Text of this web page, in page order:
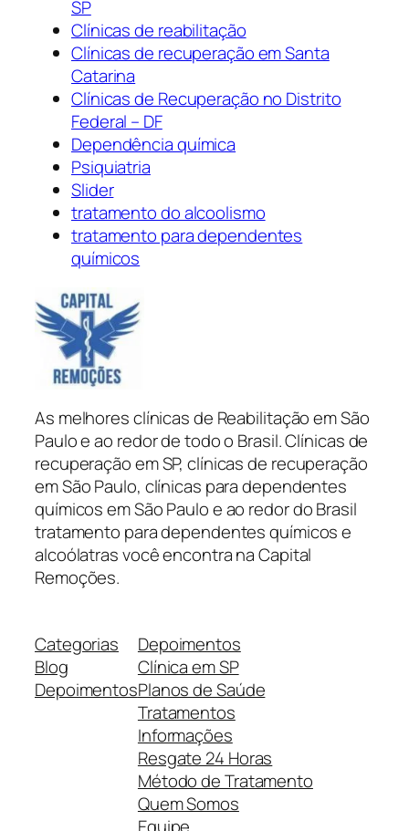
SP
Clínicas de reabilitação
Clínicas de recuperação em Santa
Catarina
Clínicas de Recuperação no Distrito
Federal – DF
Dependência química
Psiquiatria
Slider
tratamento do alcoolismo
tratamento para dependentes
químicos
As melhores clínicas de Reabilitação em São
Paulo e ao redor de todo o Brasil. Clínicas de
recuperação em SP, clínicas de recuperação
em São Paulo, clínicas para dependentes
químicos em São Paulo e ao redor do Brasil
tratamento para dependentes químicos e
alcoólatras você encontra na Capital
Remoções.
Categorias
Blog
Depoimentos
Depoimentos
Clínica em SP
Planos de Saúde
Tratamentos
Informações
Resgate 24 Horas
Método de Tratamento
Quem Somos